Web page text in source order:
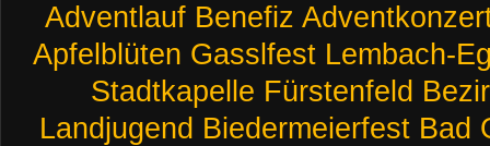
Adventlauf Benefiz
Apfelblüten Gasslfest Lembach-
Stadtkapelle Fürstenfeld
Landjugend Biedermeierfest Bad